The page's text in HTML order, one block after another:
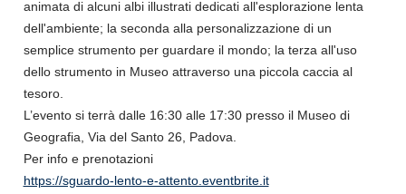
animata di alcuni albi illustrati dedicati all'esplorazione lenta
dell'ambiente; la seconda alla personalizzazione di un
semplice strumento per guardare il mondo; la terza all'uso
dello strumento in Museo attraverso una piccola caccia al
tesoro.
L’evento si terrà dalle 16:30 alle 17:30 presso il Museo di
Geografia, Via del Santo 26, Padova.
Per info e prenotazioni
https://sguardo-lento-e-attento.eventbrite.it